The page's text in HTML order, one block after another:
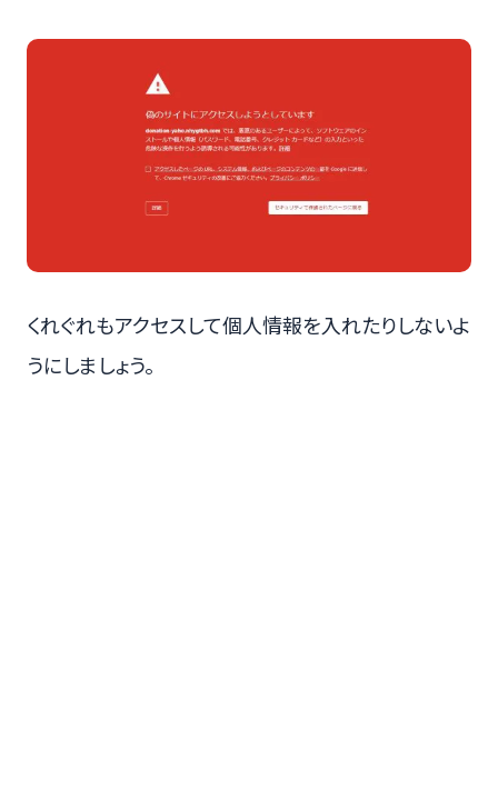
くれぐれもアクセスして個人情報を入れたりしないよ
うにしましょう。